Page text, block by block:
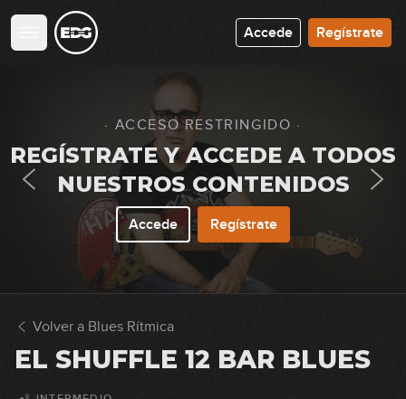
Accede Regístrate
· ACCESO RESTRINGIDO ·
REGÍSTRATE Y ACCEDE A TODOS
NUESTROS CONTENIDOS
Accede Regístrate
Volver a Blues Rítmica
EL SHUFFLE 12 BAR BLUES